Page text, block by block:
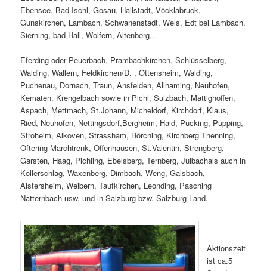
Ebensee, Bad Ischl, Gosau, Hallstadt, Vöcklabruck,
Gunskirchen, Lambach, Schwanenstadt, Wels, Edt bei Lambach,
Sierning, bad Hall, Wolfern, Altenberg,.
Eferding oder Peuerbach, Prambachkirchen, Schlüsselberg,
Walding, Wallern, Feldkirchen/D. , Ottensheim, Walding,
Puchenau, Dornach, Traun, Ansfelden, Allhaming, Neuhofen,
Kematen, Krengelbach sowie in Pichl, Sulzbach, Mattighoffen,
Aspach, Mettmach, St.Johann, Micheldorf, Kirchdorf, Klaus,
Ried, Neuhofen, Nettingsdorf,Bergheim, Haid, Pucking, Pupping,
Stroheim, Alkoven, Strassham, Hörching, Kirchberg Thenning,
Oftering Marchtrenk, Offenhausen, St.Valentin, Strengberg,
Garsten, Haag, Pichling, Ebelsberg, Ternberg, Julbachals auch in
Kollerschlag, Waxenberg, Dimbach, Weng, Galsbach,
Aistersheim, Weibern, Taufkirchen, Leonding, Pasching
Natternbach usw. und in Salzburg bzw. Salzburg Land.
Aktionszeit
ist ca.5